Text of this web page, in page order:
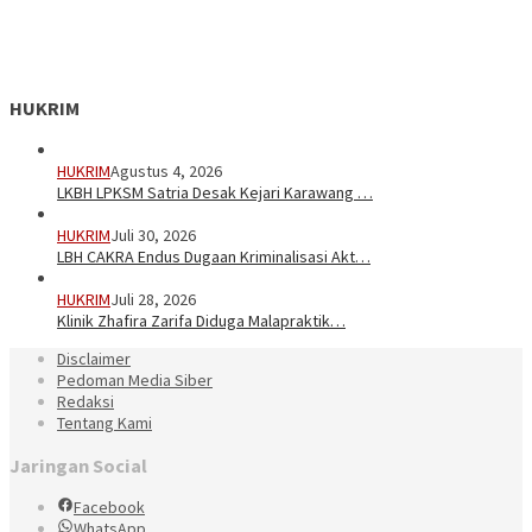
HUKRIM
HUKRIMAgustus 4, 2026
LKBH LPKSM Satria Desak Kejari Karawang …
HUKRIMJuli 30, 2026
LBH CAKRA Endus Dugaan Kriminalisasi Akt…
HUKRIMJuli 28, 2026
Klinik Zhafira Zarifa Diduga Malapraktik…
Disclaimer
Pedoman Media Siber
Redaksi
Tentang Kami
Jaringan Social
Facebook